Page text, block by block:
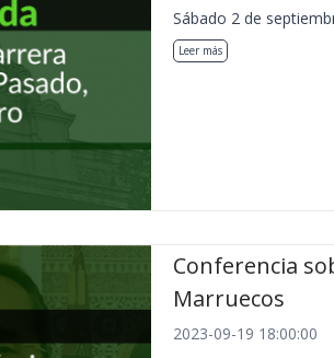
Sábado 2 de
Leer más
Conferencia
Marruecos
2023-09-19 18:00:00